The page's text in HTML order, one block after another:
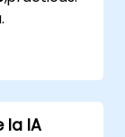
la IA